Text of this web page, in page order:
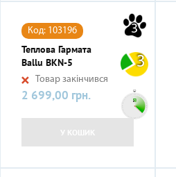
3
3
Код: 103196
Теплова Гармата
Ballu BKN-5
Товар закінчився
Ціна
2 699,00 грн.
У КОШИК